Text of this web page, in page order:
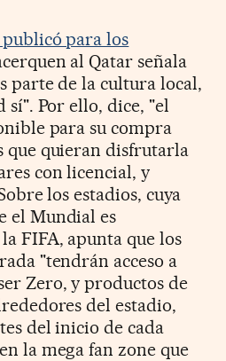
para los
al Qatar señala
parte de la cultura local,
Por ello, dice, "el
para su compra
que quieran disfrutarla
con licencial, y
los estadios, cuya
el Mundial es
FIFA, apunta que los
"tendrán acceso a
Zero, y productos de
del estadio,
del inicio de cada
la mega fan zone que